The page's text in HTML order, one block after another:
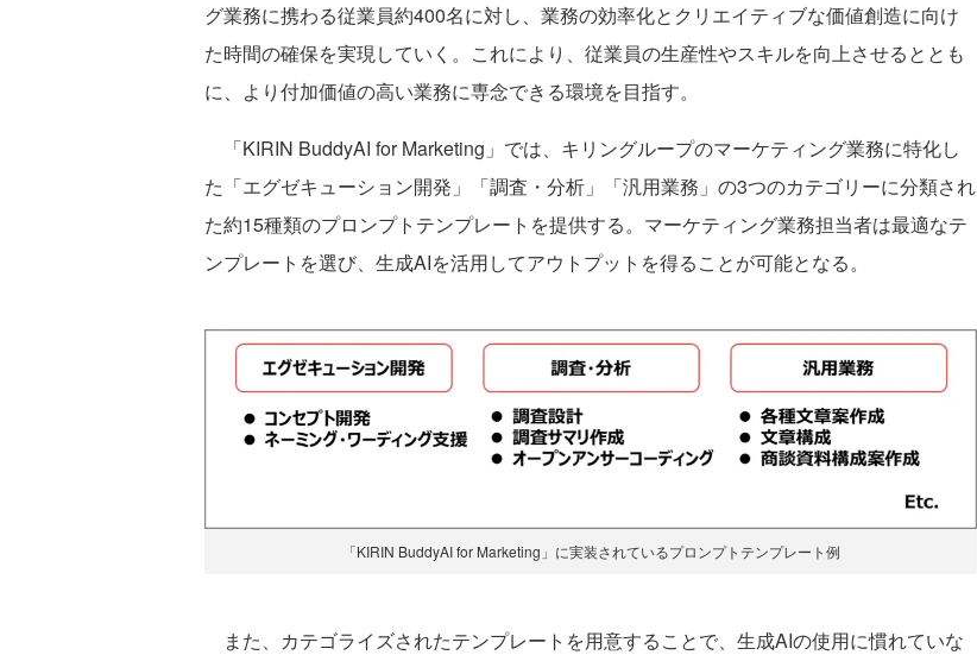
グ業務に携わる従業員約400名に対し、業務の効率化とクリエイティブな価値創造に向け
た時間の確保を実現していく。これにより、従業員の生産性やスキルを向上させるととも
に、より付加価値の高い業務に専念できる環境を目指す。
「KIRIN BuddyAI for Marketing」では、キリングループのマーケティング業務に特化し
た「エグゼキューション開発」「調査・分析」「汎用業務」の3つのカテゴリーに分類され
た約15種類のプロンプトテンプレートを提供する。マーケティング業務担当者は最適なテ
ンプレートを選び、生成AIを活用してアウトプットを得ることが可能となる。
「KIRIN BuddyAI for Marketing」に実装されているプロンプトテンプレート例
また、カテゴライズされたテンプレートを用意することで、生成AIの使用に慣れていな